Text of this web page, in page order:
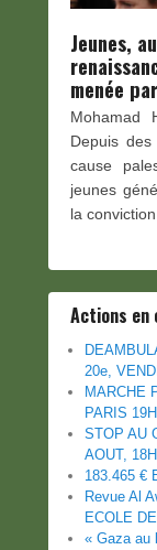
Jeunes,
menée
Mohamad
Depuis
cause
jeunes
la conviction
Actions en
20e,
MARCHE
PARIS
STOP AU
AOUT,
183.465 €
Revue Al
ECOLE
« Gaza au